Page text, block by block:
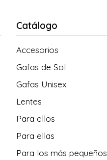
Catálogo
Accesorios
Gafas de Sol
Gafas Unisex
Lentes
Para ellos
Para ellas
Para los más pequeños